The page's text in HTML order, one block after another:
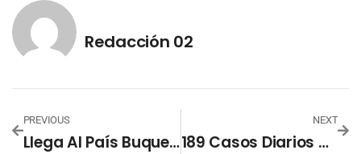
Redacción 02
PREVIOUS
Llega Al País Buque Con Más De 120 Toneladas Métricas De Alimentos
NEXT
189 Casos Diarios De Covid-19, Marcan Punto De Partida De Reactivación Económica